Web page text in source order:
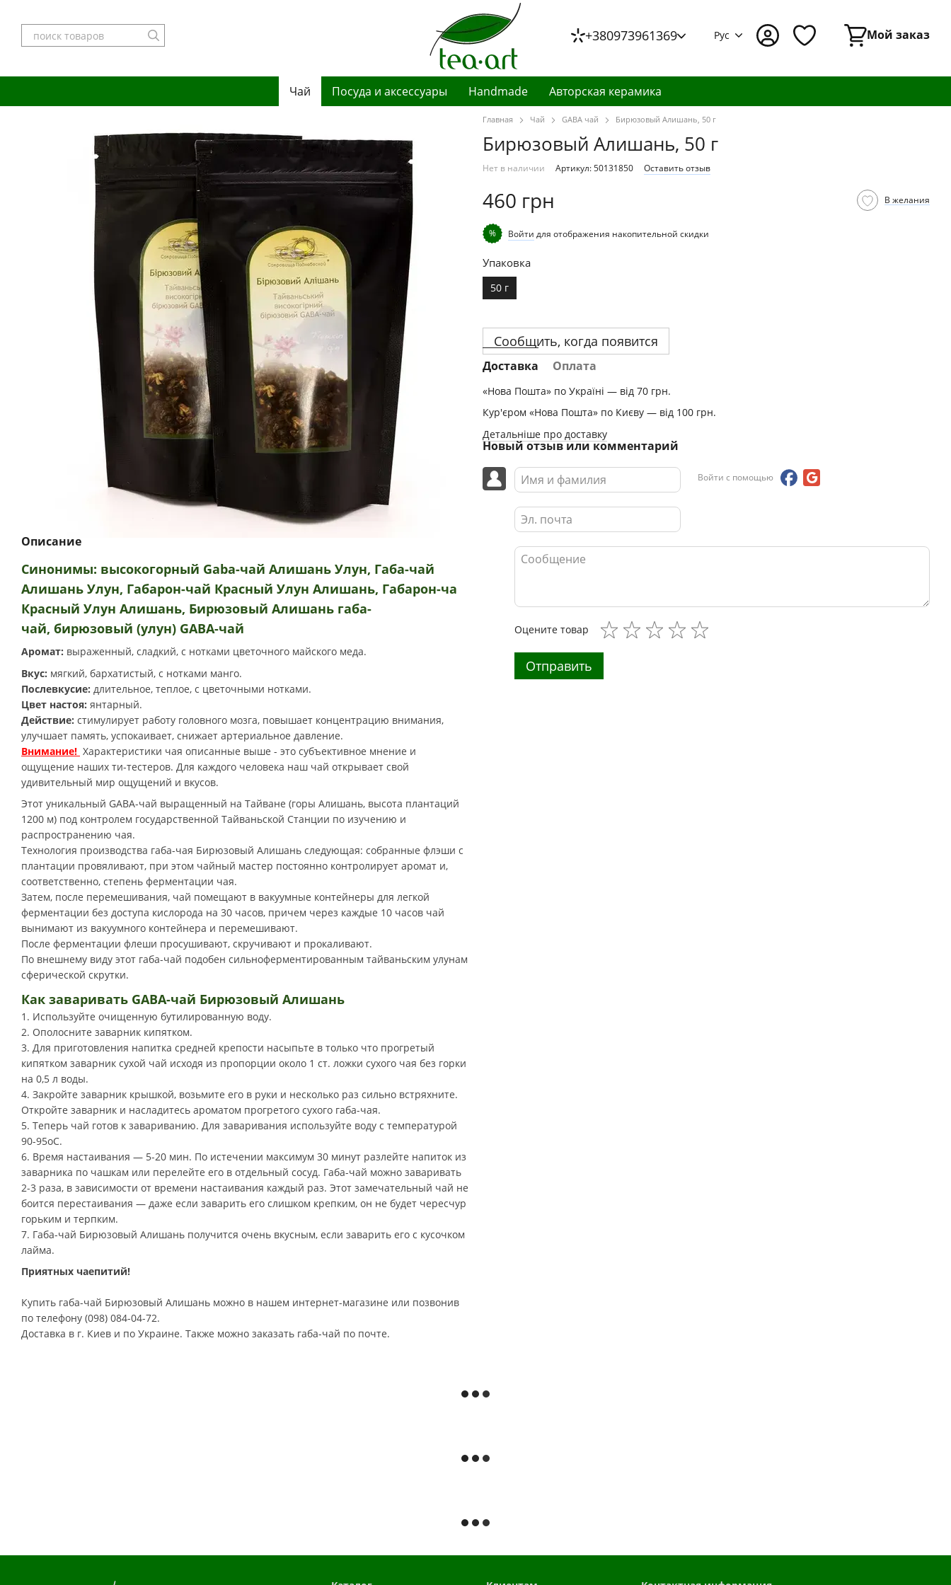
+380973961369 Рус Мой заказ
Чай Посуда и аксессуары Handmade Авторская керамика
Описание
Синонимы: высокогорный Gaba-чай Алишань Улун, Габа-чай
Алишань Улун, Габарон-чай Красный Улун Алишань, Габарон-ча
Красный Улун Алишань, Бирюзовый Алишань габа-
чай, бирюзовый (улун) GABA-чай
Аромат: выраженный, сладкий, с нотками цветочного майского меда.
Вкус: мягкий, бархатистый, с нотками манго.
Послевкусие: длительное, теплое, с цветочными нотками.
Цвет настоя: янтарный.
Действие: стимулирует работу головного мозга, повышает концентрацию внимания,
улучшает память, успокаивает, снижает артериальное давление.
Внимание! Характеристики чая описанные выше - это субъективное мнение и
ощущение наших ти-тестеров. Для каждого человека наш чай открывает свой
удивительный мир ощущений и вкусов.
Этот уникальный GABA-чай выращенный на Тайване (горы Алишань, высота плантаций
1200 м) под контролем государственной Тайваньской Станции по изучению и
распространению чая.
Технология производства габа-чая Бирюзовый Алишань следующая: собранные флэши с
плантации провяливают, при этом чайный мастер постоянно контролирует аромат и,
соответственно, степень ферментации чая.
Затем, после перемешивания, чай помещают в вакуумные контейнеры для легкой
ферментации без доступа кислорода на 30 часов, причем через каждые 10 часов чай
вынимают из вакуумного контейнера и перемешивают.
После ферментации флеши просушивают, скручивают и прокаливают.
По внешнему виду этот габа-чай подобен сильноферментированным тайваньским улунам
сферической скрутки.
Как заваривать GABA-чай Бирюзовый Алишань
1. Используйте очищенную бутилированную воду.
2. Ополосните заварник кипятком.
3. Для приготовления напитка средней крепости насыпьте в только что прогретый
кипятком заварник сухой чай исходя из пропорции около 1 ст. ложки сухого чая без горки
на 0,5 л воды.
4. Закройте заварник крышкой, возьмите его в руки и несколько раз сильно встряхните.
Откройте заварник и насладитесь ароматом прогретого сухого габа-чая.
5. Теперь чай готов к завариванию. Для заваривания используйте воду с температурой
90-95оС.
6. Время настаивания — 5-20 мин. По истечении максимум 30 минут разлейте напиток из
заварника по чашкам или перелейте его в отдельный сосуд. Габа-чай можно заваривать
2-3 раза, в зависимости от времени настаивания каждый раз. Этот замечательный чай не
боится перестаивания — даже если заварить его слишком крепким, он не будет чересчур
горьким и терпким.
7. Габа-чай Бирюзовый Алишань получится очень вкусным, если заварить его с кусочком
лайма.
Приятных чаепитий!
Купить габа-чай Бирюзовый Алишань можно в нашем интернет-магазине или позвонив
по телефону (098) 084-04-72.
Доставка в г. Киев и по Украине. Также можно заказать габа-чай по почте.
Главная Чай GABA чай Бирюзовый Алишань, 50 г
Бирюзовый Алишань, 50 г
Нет в наличии Артикул: 50131850 Оставить отзыв
460 грн В желания
% Войти для отображения накопительной скидки
Упаковка
50 г
Сообщить, когда появится
Доставка Оплата
«Нова Пошта» по Україні — від 70 грн.
Кур'єром «Нова Пошта» по Києву — від 100 грн.
Детальніше про доставку
Новый отзыв или комментарий
Войти с помощью
Оцените товар
Отправить